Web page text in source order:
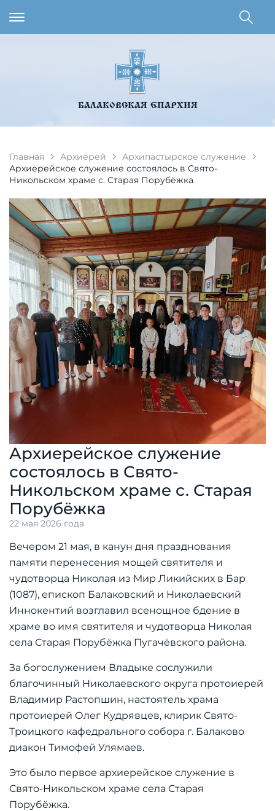
БАЛАКОВСКАЯ ЕПАРХИЯ
Главная Архиерей
Архипастырское служение
Архиерейское служение состоялось в Свято-
Никольском храме с. Старая Порубёжка
Архиерейское служение
состоялось в Свято-
Никольском храме с. Старая
Порубёжка
22 мая 2026 года
Вечером 21 мая, в канун дня празднования
памяти перенесения мощей святителя и
чудотворца Николая из Мир Ликийских в Бар
(1087), епископ Балаковский и Николаевский
Иннокентий возглавил всенощное бдение в
храме во имя святителя и чудотворца Николая
села Старая Порубёжка Пугачёвского района.
За богослужением Владыке сослужили
благочинный Николаевского округа протоиерей
Владимир Растопшин, настоятель храма
протоиерей Олег Кудрявцев, клирик Свято-
Троицкого кафедрального собора г. Балаково
диакон Тимофей Улямаев.
Это было первое архиерейское служение в
Свято-Никольском храме села Старая
Порубёжка.